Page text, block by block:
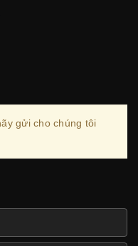
gửi cho chúng tôi